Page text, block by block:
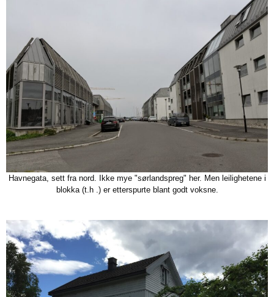
Havnegata, sett fra nord. Ikke mye "sørlandspreg" her. Men leilighetene i
blokka (t.h .) er etterspurte blant godt voksne.